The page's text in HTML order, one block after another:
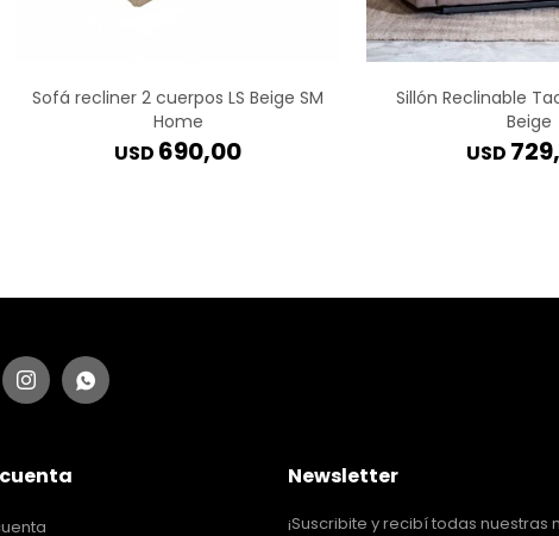
Sofá recliner 2 cuerpos LS Beige SM
Home
USD 690,00
Sillón Reclinable
Beige
USD
 
Newsletter
¡Suscribite y recibí todas nuestras